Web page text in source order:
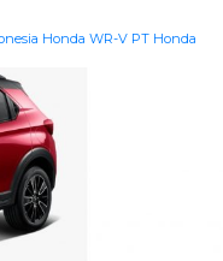
Honda WR-V PT Honda